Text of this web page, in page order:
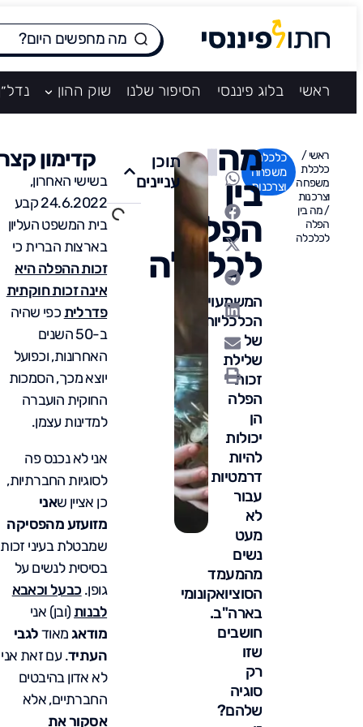
ראשי בלוג פיננסי הסיפור שלנו שוק ההון
ראשי/
כלכלת
משפחה
וצרכנות
/מה בין
הפלה
לכלכלה
כלכלת
משפחה
וצרכנות
מה
בין
הפלה
לכלכלה
המשמעויות
הכלכליות
של
שלילת
זכות
הפלה
הן
יכולות
להיות
דרמטיות
עבור
לא
מעט
נשים
מהמעמד
הסוציואקונומי
בארה"ב.
חושבים
שזו
רק
סוגיה
שלהם?
תוכן
עניינים
קדימון קצר
בשישי האחרון,
24.6.2022 קבע
בית המשפט העליון
בארצות הברית כי
זכות ההפלה היא
אינה זכות חוקתית
פדרליתכפי שהיה
ב-50 השנים
האחרונות, וכפועל
יוצא מכך, הסמכות
החוקית הועברה
למדינות עצמן.
אני לא נכנס פה
לסוגיות החברתיות,
כן אציין שאני
מזועזע מהפסיקה
שמבטלת בעיני זכות
בסיסית לנשים על
גופן. כבעל וכאבא
לבנות(ובן) אני
מודאגמאודלגבי
העתיד. עם זאת אני
לא אדון בהיבטים
החברתיים, אלא
אסקור את